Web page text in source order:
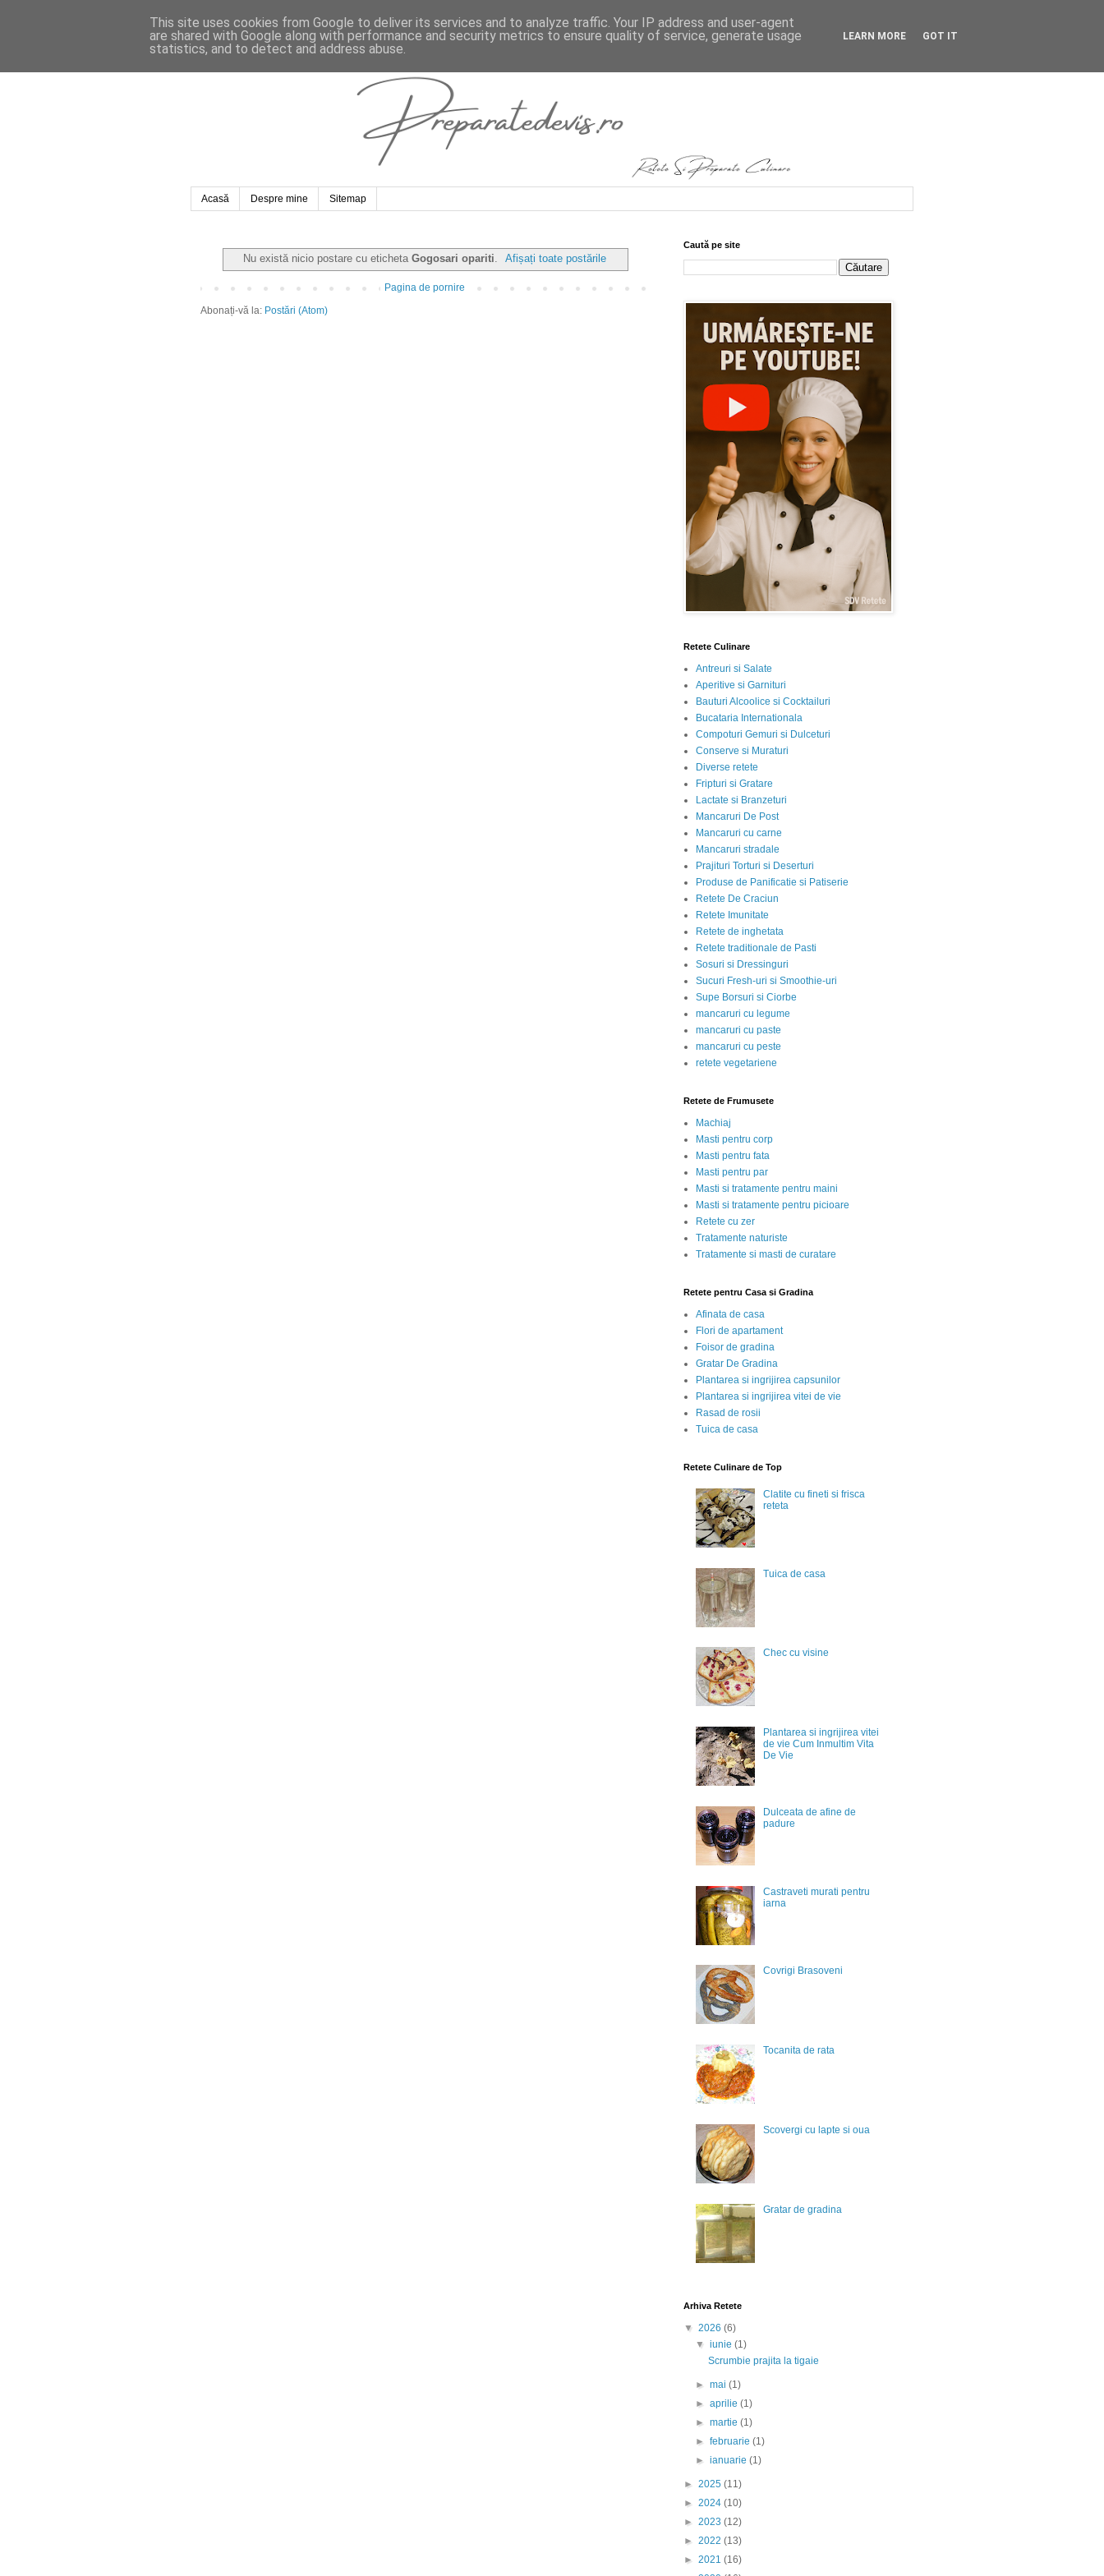
Acasă Despre mine Sitemap
Nu există nicio postare cu eticheta Gogosari opariti. Afișați toate postările
Pagina de pornire
Abonați-vă la: Postări (Atom)
Caută pe site
Retete Culinare
Antreuri si Salate
Aperitive si Garnituri
Bauturi Alcoolice si Cocktailuri
Bucataria Internationala
Compoturi Gemuri si Dulceturi
Conserve si Muraturi
Diverse retete
Fripturi si Gratare
Lactate si Branzeturi
Mancaruri De Post
Mancaruri cu carne
Mancaruri stradale
Prajituri Torturi si Deserturi
Produse de Panificatie si Patiserie
Retete De Craciun
Retete Imunitate
Retete de inghetata
Retete traditionale de Pasti
Sosuri si Dressinguri
Sucuri Fresh-uri si Smoothie-uri
Supe Borsuri si Ciorbe
mancaruri cu legume
mancaruri cu paste
mancaruri cu peste
retete vegetariene
Retete de Frumusete
Machiaj
Masti pentru corp
Masti pentru fata
Masti pentru par
Masti si tratamente pentru maini
Masti si tratamente pentru picioare
Retete cu zer
Tratamente naturiste
Tratamente si masti de curatare
Retete pentru Casa si Gradina
Afinata de casa
Flori de apartament
Foisor de gradina
Gratar De Gradina
Plantarea si ingrijirea capsunilor
Plantarea si ingrijirea vitei de vie
Rasad de rosii
Tuica de casa
Retete Culinare de Top
Clatite cu fineti si frisca
reteta
Tuica de casa
Chec cu visine
Plantarea si ingrijirea vitei
de vie Cum Inmultim Vita
De Vie
Dulceata de afine de
padure
Castraveti murati pentru
iarna
Covrigi Brasoveni
Tocanita de rata
Scovergi cu lapte si oua
Gratar de gradina
Arhiva Retete
▼ 2026 (6)
▼iunie(1)
Scrumbie prajita la tigaie
►mai(1)
►aprilie(1)
►martie(1)
►februarie(1)
►ianuarie(1)
► 2025 (11)
► 2024 (10)
► 2023 (12)
► 2022 (13)
► 2021 (16)
This site uses cookies from Google to deliver its services and to analyze traffic. Your IP address and user-agent
are shared with Google along with performance and security metrics to ensure quality of service, generate usage
statistics, and to detect and address abuse.
LEARN MORE GOT IT